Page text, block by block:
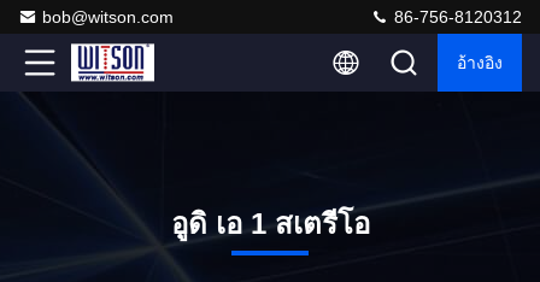
bob@witson.com 86-756-8120312
อ้างอิง
อูดิ เอ 1 สเตรีโอ